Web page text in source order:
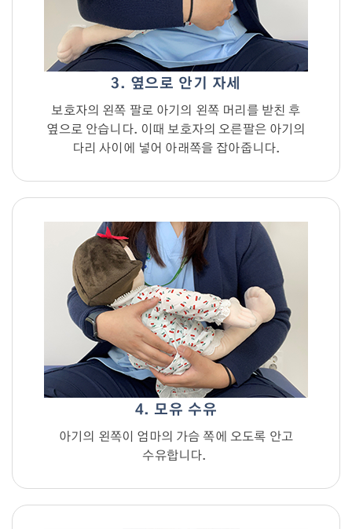
3. 옆으로 안기 자세
보호자의 왼쪽 팔로 아기의 왼쪽 머리를 받친 후
옆으로 안습니다. 이때 보호자의 오른팔은 아기의
다리 사이에 넣어 아래쪽을 잡아줍니다.
4. 모유 수유
아기의 왼쪽이 엄마의 가슴 쪽에 오도록 안고
수유합니다.